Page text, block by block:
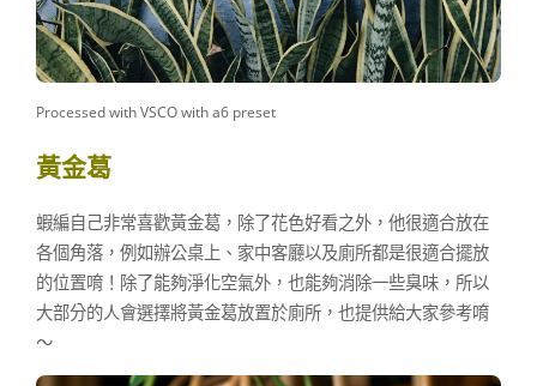
Processed with VSCO with a6 preset
黃金葛
蝦編自己非常喜歡黃金葛，除了花色好看之外，他很適合放在
各個角落，例如辦公桌上、家中客廳以及廁所都是很適合擺放
的位置唷！除了能夠淨化空氣外，也能夠消除一些臭味，所以
大部分的人會選擇將黃金葛放置於廁所，也提供給大家參考唷
～